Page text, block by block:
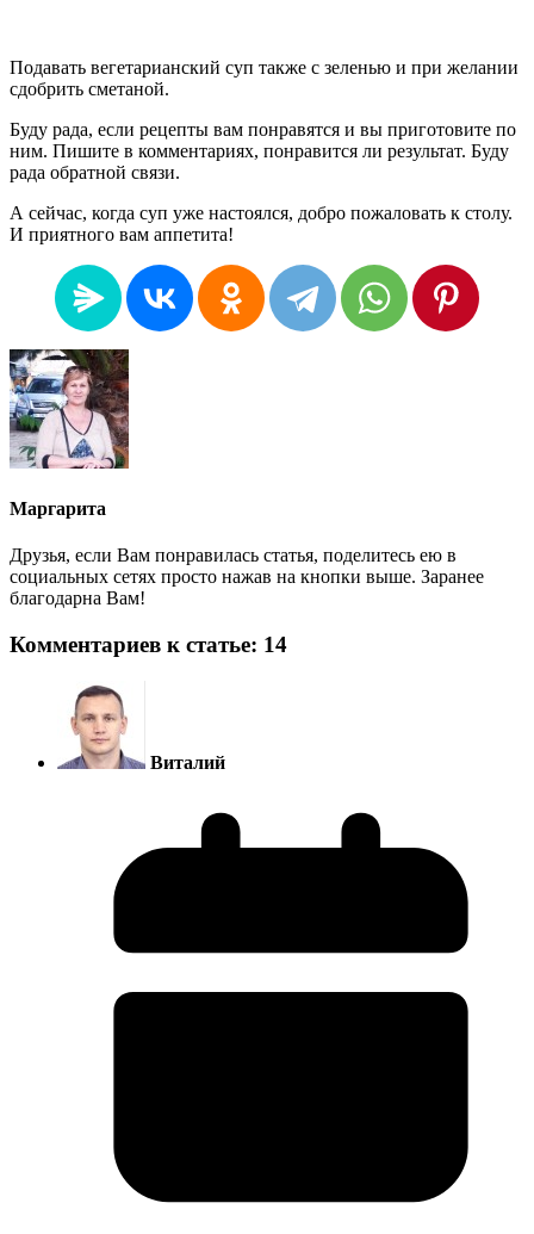
Подавать вегетарианский суп также с зеленью и при желании
сдобрить сметаной.
Буду рада, если рецепты вам понравятся и вы приготовите по
ним. Пишите в комментариях, понравится ли результат. Буду
рада обратной связи.
А сейчас, когда суп уже настоялся, добро пожаловать к столу.
И приятного вам аппетита!
Маргарита
Друзья, если Вам понравилась статья, поделитесь ею в
социальных сетях просто нажав на кнопки выше. Заранее
благодарна Вам!
Комментариев к статье: 14
Виталий